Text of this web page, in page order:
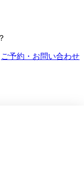
ご予約・お問い合わせ